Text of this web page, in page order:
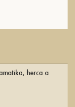
herca a